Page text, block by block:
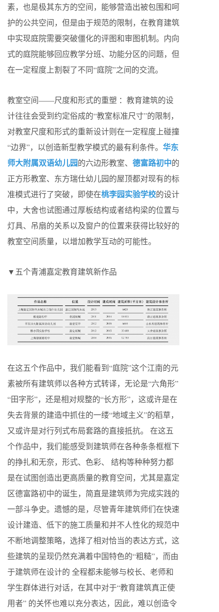
素，也是极其东方的空间，能够营造出被包围和呵
护的公共空间，但是由于规范的限制，在教育建筑
中实现庭院需要突破僵化的评图和审图机制。内向
式的庭院能够回应教学分班、功能分区的问题，但
在一定程度上割裂了不同“庭院”之间的交流。
教室空间——尺度和形式的重塑 ：教育建筑的设
计往往会受到约定俗成的“教室标准尺寸”的限制，
对教室尺度和形式的重新设计则在一定程度上碰撞
“边界”，以创造新型教学模式的最有利条件。 华东
师大附属双语幼儿园的六边形教室、 德富路初中的
正方形教室、东方瑞仕幼儿园的屋顶都对现有的标
准模式进行了突破，即使在桃李园实验学校的设计
中，大舍也试图通过厚板结构或者结构梁的位置与
灯具、吊扇的关系以及窗户的位置来获得比较好的
教室空间质量，以增加教学互动的可能性。
▼五个青浦嘉定教育建筑新作品
在这五个作品中，我们能看到“庭院”这个江南的元
素被所有建筑师以各种方式转译，无论是“六角形”
“田字形”，还是相对规整的“长方形”，这或许是在
失去背景的建造中抓住的一缕“地域主义”的稻草，
又或许是对行列式布局套路的直接抵抗。 在这五
个作品中，我们能感受到建筑师在各种条条框框下
的挣扎和无奈，形式、色彩、 结构等种种努力都
是在试图创造出更高质量的教育空间，尤其是嘉定
区德富路初中的诞生，简直是建筑师为完成实践的
一部斗争史。遗憾的是，尽管青年建筑师们在快速
设计建造、低下的施工质量和并不人性化的规范中
不断地调整策略，选择了相对恰当的表达方式，这
些建筑的呈现仍然充满着中国特色的“粗糙”，而由
于建筑师在设计的 全程都未能够与校长、老师和
学生群体进行对话，在其中对于“教育建筑真正使
用者” 的关怀也难以充分表达，因此，难以创造令